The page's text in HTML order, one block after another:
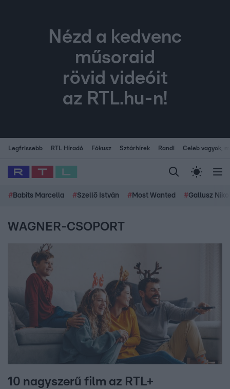
Nézd a kedvenc
műsoraid
rövid videóit
az RTL.hu-n!
Legfrissebb RTL Híradó Fókusz Sztárhírek Randi Celeb vagyok,
# Babits Marcella #Szellő István # Most Wanted #Gallusz
WAGNER-CSOPORT
10 nagyszerű film az RTL+